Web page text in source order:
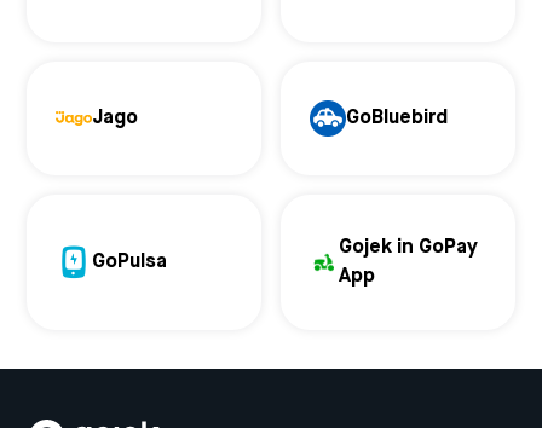
Jago GoBluebird
GoPulsa
Gojek in GoPay
App